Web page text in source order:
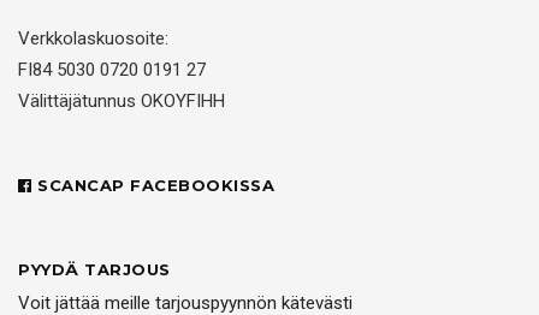
Verkkolaskuosoite:
FI84 5030 0720 0191 27
Välittäjätunnus OKOYFIHH
SCANCAP FACEBOOKISSA
PYYDÄ TARJOUS
Voit jättää meille tarjouspyynnön kätevästi